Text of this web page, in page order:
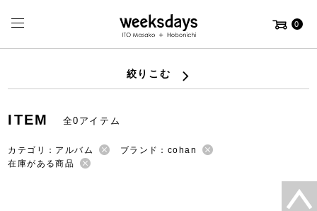
0
絞りこむ
ITEM 全0アイテム
カテゴリ：アルバム
ブランド：cohan
在庫がある商品